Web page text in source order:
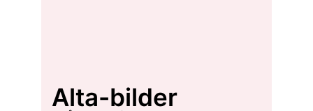
Alta-bilder